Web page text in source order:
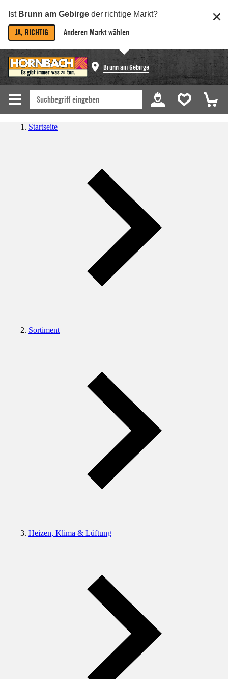
Ist Brunn am Gebirge der richtige Markt?
JA, RICHTIG Anderen Markt wählen
Brunn am Gebirge
Startseite
Sortiment
Heizen, Klima & Lüftung